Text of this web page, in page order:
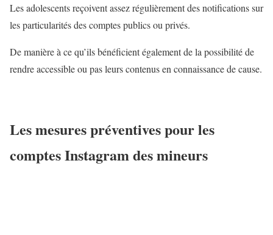
Les adolescents reçoivent assez régulièrement des notifications sur
les particularités des comptes publics ou privés.
De manière à ce qu’ils bénéficient également de la possibilité de
rendre accessible ou pas leurs contenus en connaissance de cause.
Les mesures préventives pour les
comptes Instagram des mineurs